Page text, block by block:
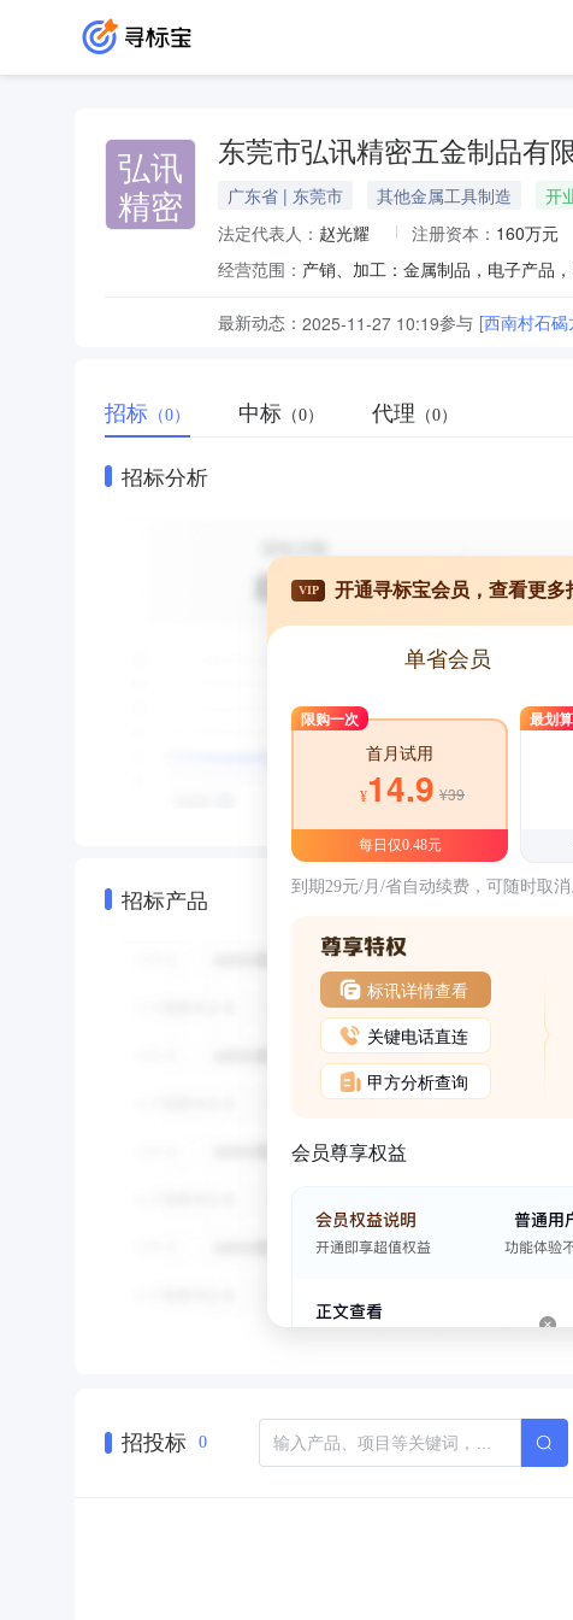
弘讯
精密
东莞市弘讯精密五金制品有
广东省 | 东莞市 其他金属工具制造
开
法定代表人： 赵光耀 注册资本： 160万元
经营范围： 产销、加工：金属制品，电子产品
最新动态： 2025-11-27 10:19参与 [西南村石
招标 （0） 中标 （0） 代理 （0）
招标分析
招标产品
VIP 开通寻标宝会员，查看更多
单省会员
限购一次
首月试用
¥14.9 ¥39
每日仅0.48元
最划算
到期29元/月/省自动续费，可随时取消
标讯详情查看
关键电话直连
甲方分析查询
会员尊享权益
招投标 0